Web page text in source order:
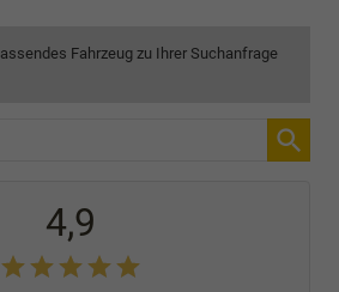
Fahrzeug zu Ihrer Suchanfrage
4,9